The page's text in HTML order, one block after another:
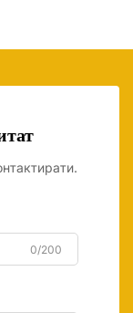
0/200